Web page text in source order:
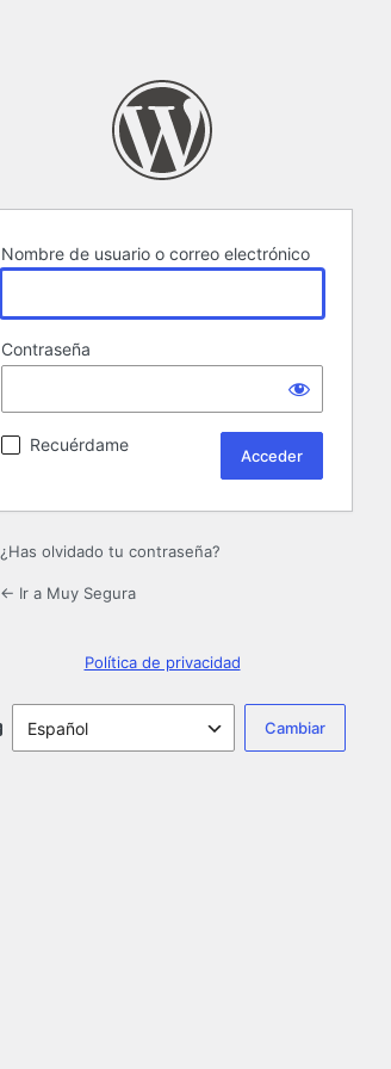
Nombre de usuario o correo electrónico
Contraseña
Recuérdame
¿Has olvidado tu contraseña?
← Ir a Muy Segura
Política de privacidad
Idioma